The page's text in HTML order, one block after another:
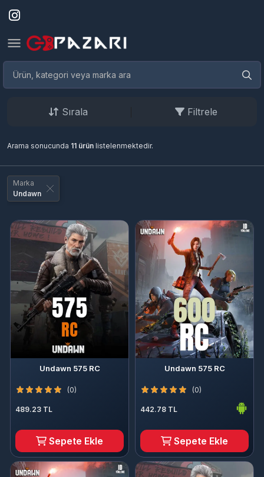
Sırala Filtrele
Arama sonucunda 11 ürün listelenmektedir.
Marka
Undawn
Undawn 575 RC
(0)
489.23 TL
Sepete Ekle
Undawn 575 RC
(0)
442.78 TL
Sepete Ekle